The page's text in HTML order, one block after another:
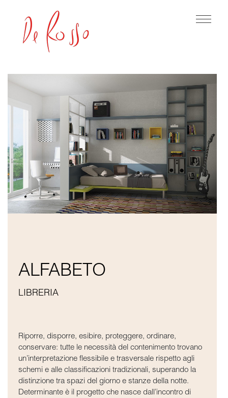
ALFABETO
LIBRERIA
Riporre, disporre, esibire, proteggere, ordinare,
conservare: tutte le necessità del contenimento trovano
un’interpretazione flessibile e trasversale rispetto agli
schemi e alle classificazioni tradizionali, superando la
distinzione tra spazi del giorno e stanze della notte.
Determinante è il progetto che nasce dall’incontro di